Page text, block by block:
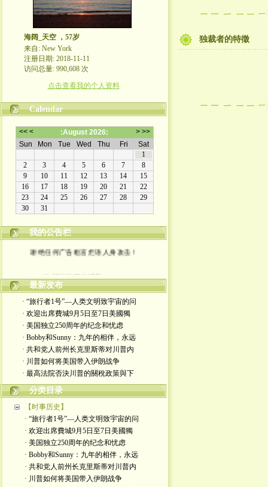
海阔_天空 ，57岁
来自: New York
注册日期: 2018-11-11
访问总量: 990,608 次
点击查看我的个人资料
Calendar
我的公告栏
谢绝任何广告粗言烂语人身攻击！
欢迎访问我的博客。。。
最新发布
· “旅行者1号”—人类文明致宇宙的问
· 欢迎出席費城9月5日至7日美國獨
· 美国独立250周年的纪念和忧虑
· Bobby和Sunny：九年的相伴，永远
· 共和党人前州长克里斯蒂对川普内
· 川普如何将美国带入伊朗战争
· 最高法院否決川普的關稅政策與下
分类目录
【时事历史】
· “旅行者1号”—人类文明致宇宙的问
· 欢迎出席費城9月5日至7日美國獨
· 美国独立250周年的纪念和忧虑
· Bobby和Sunny：九年的相伴，永远
· 共和党人前州长克里斯蒂对川普内
· 川普如何将美国带入伊朗战争
独裁者的特徵